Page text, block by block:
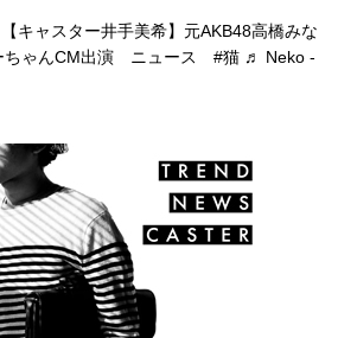
キャスター井手美希】元AKB48高橋みな
ちゃんCM出演 ニュース #猫 ♬ Neko -